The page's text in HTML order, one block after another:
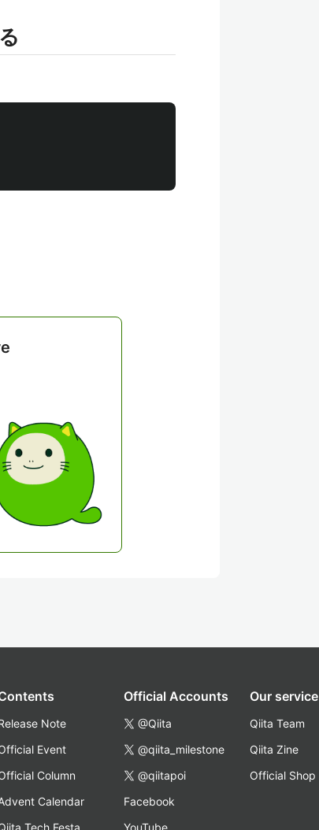
Note
Event
Column
Calendar
Tech Festa
Official Accounts
@Qiita
@qiita_milestone
@qiitapoi
Facebook
YouTube
Our service
Qiita Team
Qiita Zine
Official Shop